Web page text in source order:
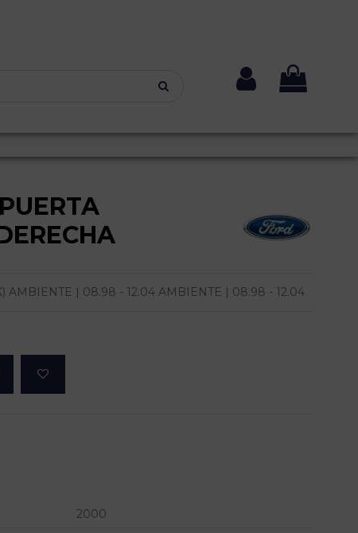
AMBIENTE | 08.98 - 12.04 AMBIENTE | 08.98 - 12.04
2000